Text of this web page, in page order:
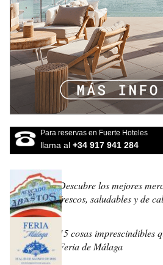
Para reservas en Fuerte Hoteles
llama al +34 917 941 284
Descubre los mejores
frescos, saludables y de
15 cosas imprescindibles
Feria de Málaga